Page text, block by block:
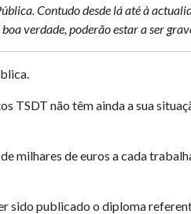
Contudo desde lá até à
verdade, poderão estar a ser
TSDT não têm ainda a sua
milhares de euros a cada
publicado o diploma